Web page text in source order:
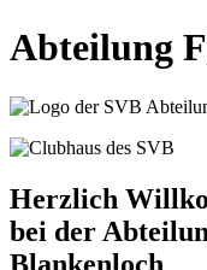
Abteilung
Herzlich
bei der
Blankenloch